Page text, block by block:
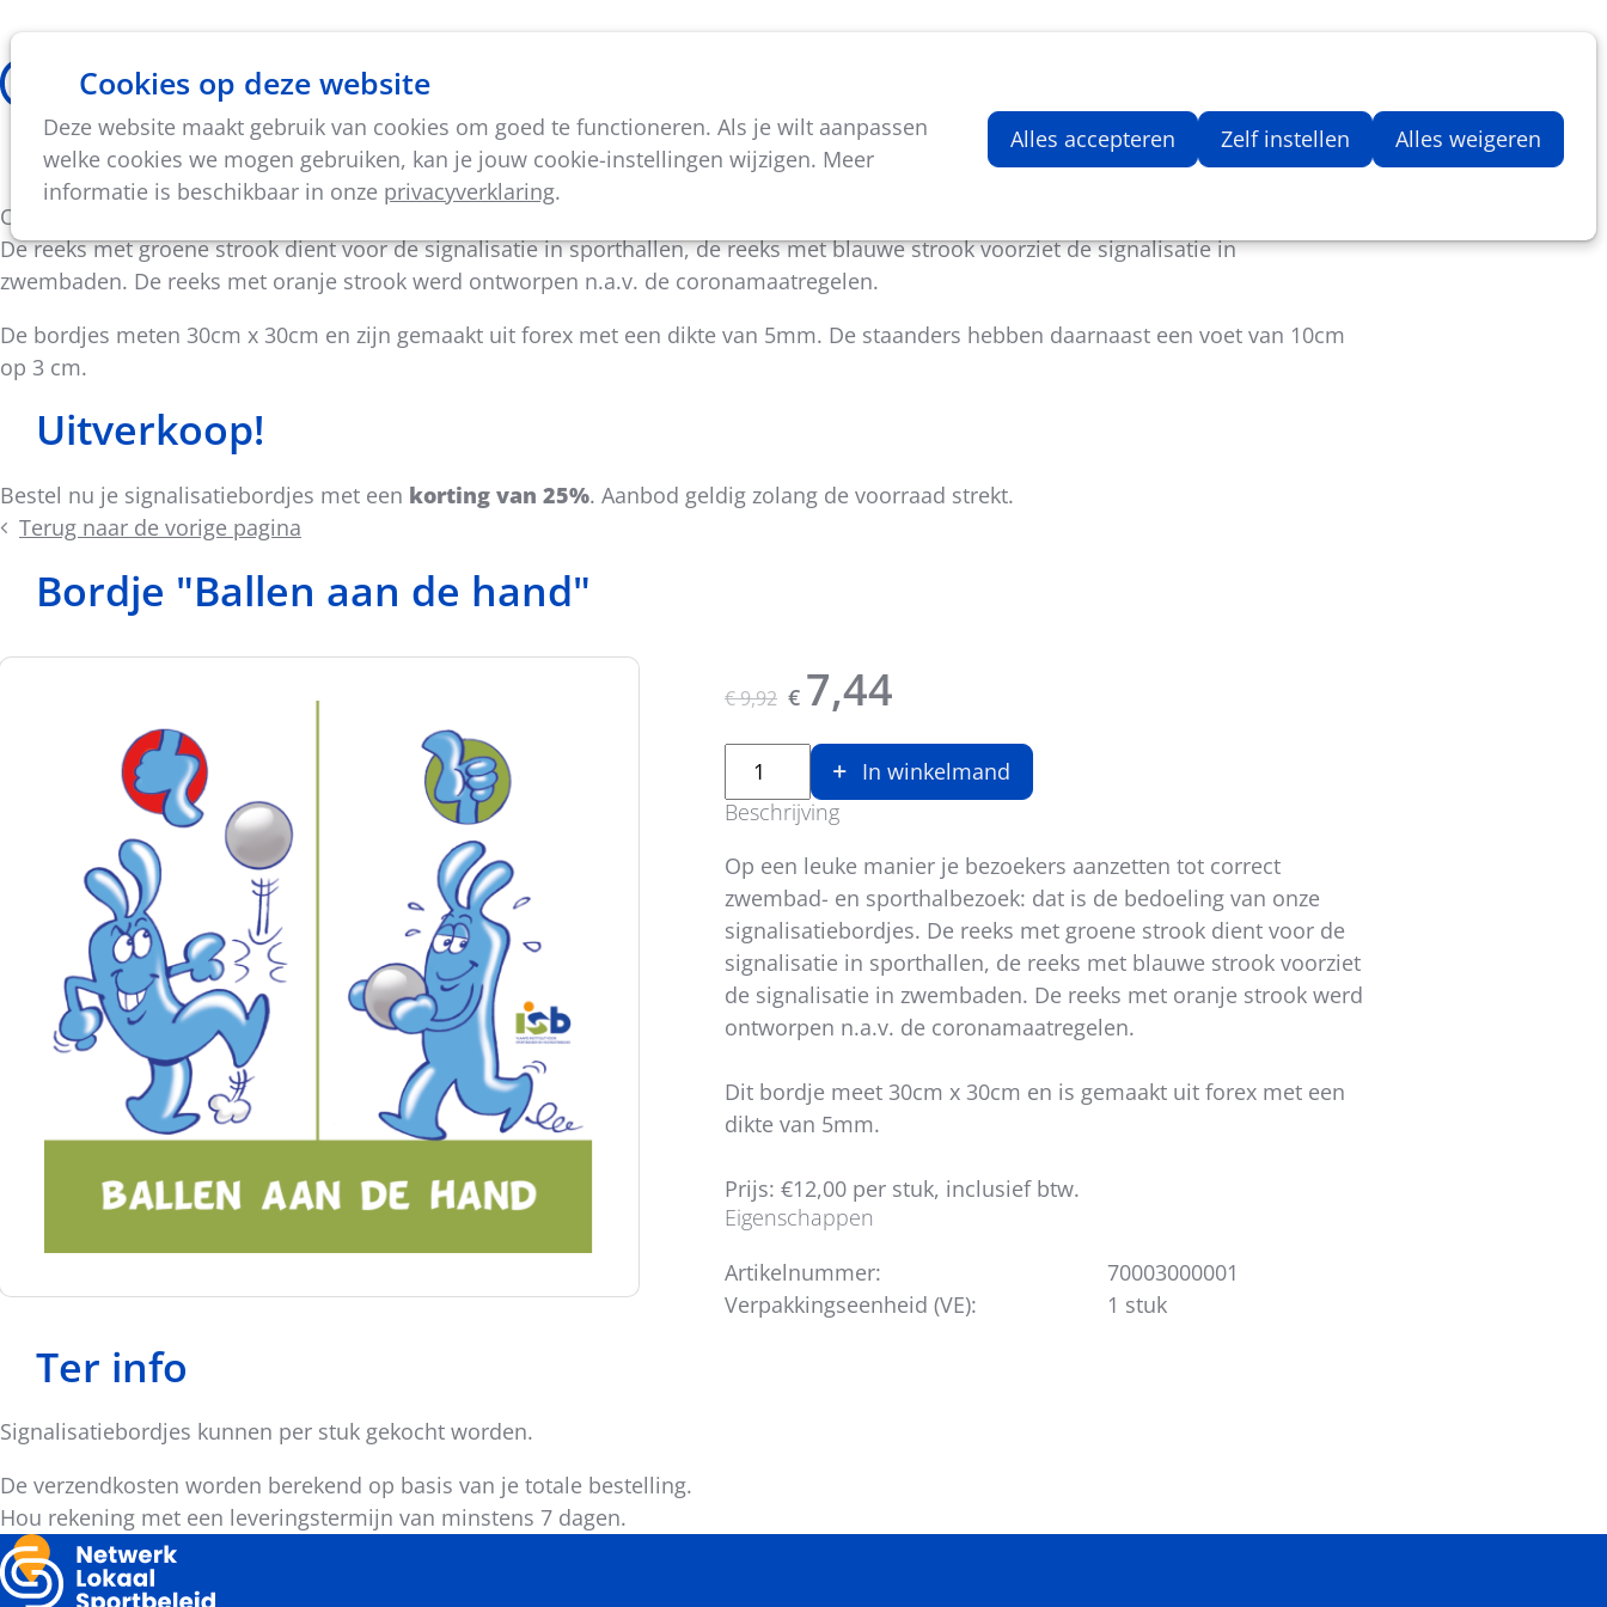
Cookies op deze website
Deze website maakt gebruik van cookies om goed te functioneren. Als je wilt aanpassen
welke cookies we mogen gebruiken, kan je jouw cookie-instellingen wijzigen. Meer
informatie is beschikbaar in onze privacyverklaring.
Alles accepteren Zelf instellen Alles weigeren
Thema's Vorming & activiteiten
Aantal artikelen in
Onze signalisatiebordjes
Op een leuke manier je bezoekers aanzetten tot correct zwembad- en sporthalbezoek: dat is de bedoeling van onze signalisatiebordjes.
De reeks met groene strook dient voor de signalisatie in sporthallen, de reeks met blauwe strook voorziet de signalisatie in
zwembaden. De reeks met oranje strook werd ontworpen n.a.v. de coronamaatregelen.
De bordjes meten 30cm x 30cm en zijn gemaakt uit forex met een dikte van 5mm. De staanders hebben daarnaast een voet van 10cm
op 3 cm.
Uitverkoop!
Bestel nu je signalisatiebordjes met een korting van 25%. Aanbod geldig zolang de voorraad strekt.
Terug naar de vorige pagina
Bordje "Ballen aan de hand"
Originele prijs was:
€9,92 , Huidige prijs is:
€ 7,44
In winkelmand
Beschrijving
Op een leuke manier je bezoekers aanzetten tot correct
zwembad- en sporthalbezoek: dat is de bedoeling van onze
signalisatiebordjes. De reeks met groene strook dient voor de
signalisatie in sporthallen, de reeks met blauwe strook voorziet
de signalisatie in zwembaden. De reeks met oranje strook werd
ontworpen n.a.v. de coronamaatregelen.
Dit bordje meet 30cm x 30cm en is gemaakt uit forex met een
dikte van 5mm.
Prijs: €12,00 per stuk, inclusief btw.
Eigenschappen
Artikelnummer:
70003000001
Verpakkingseenheid (VE):
1 stuk
Ter info
Signalisatiebordjes kunnen per stuk gekocht worden.
De verzendkosten worden berekend op basis van je totale bestelling.
Hou rekening met een leveringstermijn van minstens 7 dagen.